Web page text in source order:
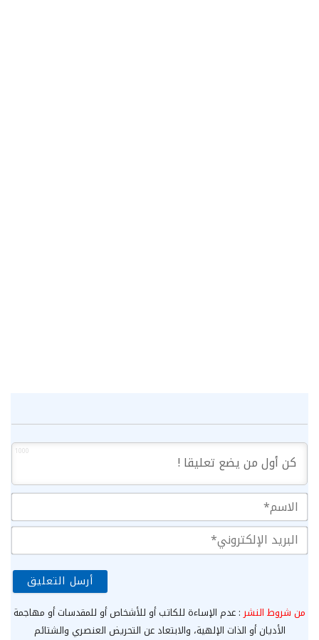
1000
من شروط النشر : عدم الإساءة للكاتب أو للأشخاص أو للمقدسات أو مهاجمة
الأديان أو الذات الإلهية، والابتعاد عن التحريض العنصري والشتائم